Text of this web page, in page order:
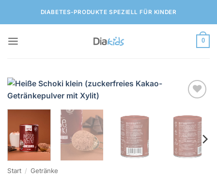
DIABETES-PRODUKTE SPEZIELL FÜR KINDER
0
Wunschliste
hinzufügen
Start / Getränke